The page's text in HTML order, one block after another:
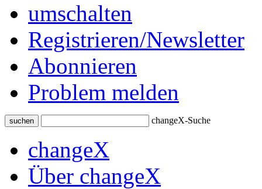
Registrieren/Newsletter
Abonnieren
Problem melden
suchen changeX-Suche
changeX
Über changeX